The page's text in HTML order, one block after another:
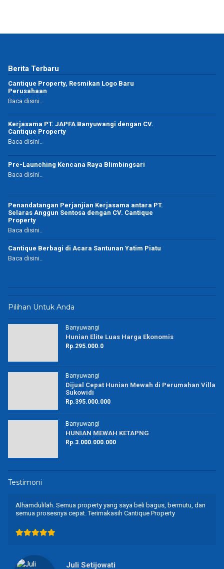
Berita Terbaru
Cantique Property, Resmikan Logo Baru
Perusahaan
Baca disini..
Kerjasama PT. JAPFA Banyuwangi dengan CV.
Cantique Property
Baca disini..
Pre-Launching Kencana Raya Blimbingsari
Baca disini..
Penandatangan Perjanjian Kerjasama antara PT.
Selaras Anggun Sentosa dengan CV. Cantique
Property
Baca disini..
Cantique Berbagi di Acara Santunan Yatim Piatu
Baca disini..
Pilihan Untuk Anda
Banyuwangi
Hunian Elite Luas Harga Ekonomis
Rp.295.000.0
Banyuwangi
Dijual Cepat Hunian Mewah di Perumahan Villa
Sukowidi
Rp.395.000.000
Banyuwangi
HUNIAN MEWAH KETAPNG
Rp.3.000.000.000
Testimoni
Semua property yang saya beli bagus, bermutu, dan
prosesnya cepat. Terimakasih Cantique Property
Juli Setijowati